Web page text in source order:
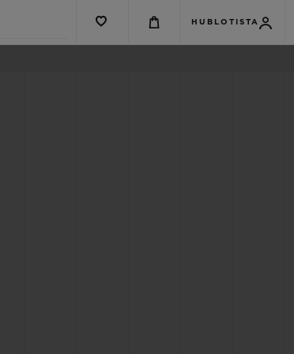
HUBLOTISTA